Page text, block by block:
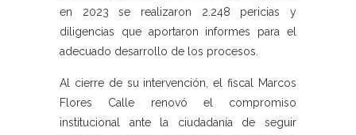
en 2023 se realizaron 2.248 pericias y
diligencias que aportaron informes para el
adecuado desarrollo de los procesos.
Al cierre de su intervención, el fiscal Marcos
Flores Calle renovó el compromiso
institucional ante la ciudadanía de seguir